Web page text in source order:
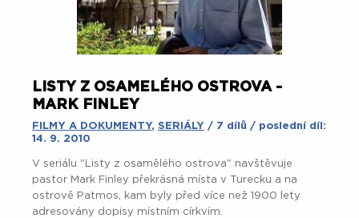
LISTY Z OSAMELÉHO OSTROVA -
MARK FINLEY
FILMY A DOKUMENTY, SERIÁLY / 7 dílů / poslední díl:
14. 9. 2010
V seriálu "Listy z osamělého ostrova" navštěvuje
pastor Mark Finley překrásná místa v Turecku a na
ostrově Patmos, kam byly před více než 1900 lety
adresovány dopisy místním církvím.